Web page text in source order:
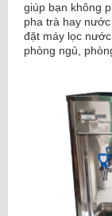
giúp bạn không
pha trà hay
đặt máy lọc
phòng ngủ,